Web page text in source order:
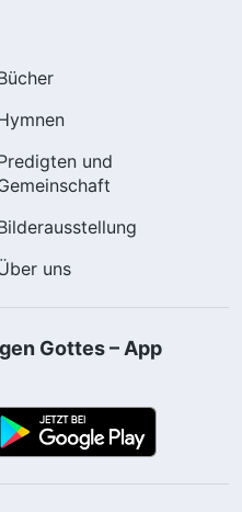
und
uns
Gottes – App